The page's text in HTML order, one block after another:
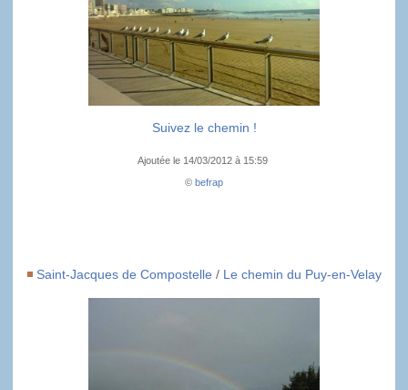
Suivez le chemin !
Ajoutée le 14/03/2012 à 15:59
© befrap
Saint-Jacques de Compostelle / Le chemin du Puy-en-Velay